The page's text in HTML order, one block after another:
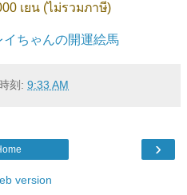
เยน (ไม่รวมภาษี)
イちゃんの開運絵馬
時刻: 9:33 AM
›
version